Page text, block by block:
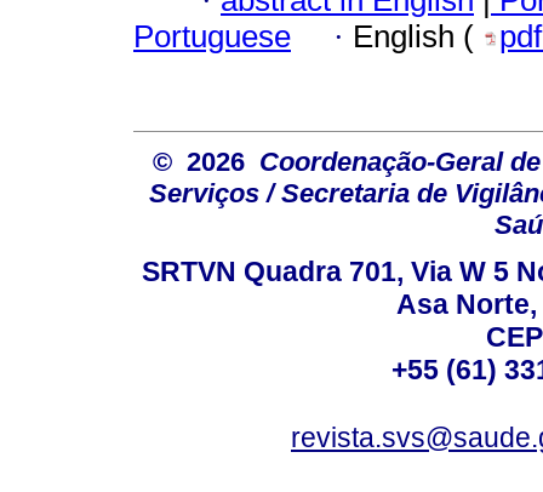
Portuguese
· English (
© 2026 Coordenação-Geral
Serviços / Secretaria de
SRTVN Quadra 701, Via W 5
Asa
+55 (61)